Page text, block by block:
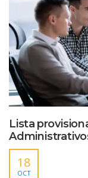
Lista
18
OCT